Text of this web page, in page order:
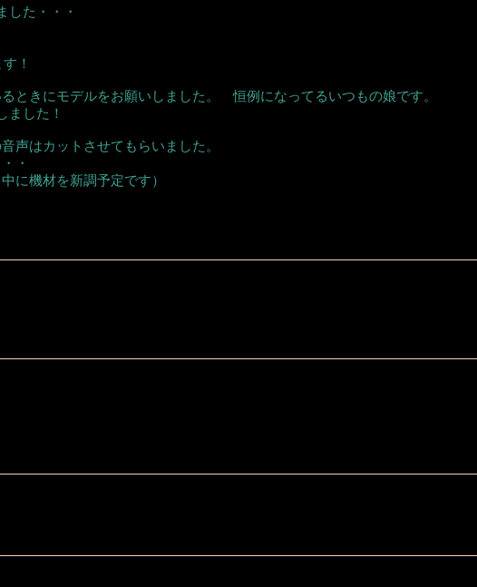
した・・・
！
ときにモデルをお願いしました。 恒例になってるいつもの娘です。
ました！
声はカットさせてもらいました。
・
に機材を新調予定です）